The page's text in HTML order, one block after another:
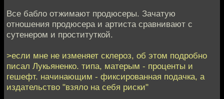
Все бабло отжимают продюсеры. Зачатую
отношения продюсера и артиста сравнивают с
сутенером и проституткой.
>если мне не изменяет склероз, об этом подробно
писал Лукьяненко. типа, матерым - проценты и
гешефт. начинающим - фиксированная подачка, а
издательство "взяло на себя риски"